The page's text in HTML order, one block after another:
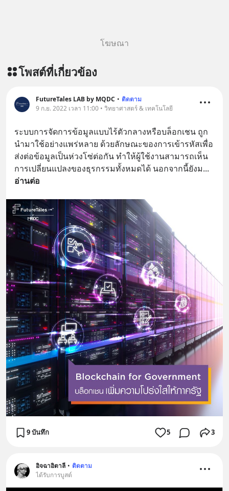
โฆษณา
โพสต์ที่เกี่ยวข้อง
FutureTales LAB by MQDC • ติดตาม
9 ก.ย. 2022 เวลา 11:00 • วิทยาศาสตร์ & เทคโนโลยี
ระบบการจัดการข้อมูลแบบไร้ตัวกลางหรือบล็อกเชน ถูก
นำมาใช้อย่างแพร่หลาย ด้วยลักษณะของการเข้ารหัสเพื่อ
ส่งต่อข้อมูลเป็นห่วงโซ่ต่อกัน ทำให้ผู้ใช้งานสามารถเห็น
การเปลี่ยนแปลงของธุรกรรมทั้งหมดได้ นอกจากนี้ยังม
อ่านต่อ
9 บันทึก 5 3
อิจฉาอิตาลี • ติดตาม
ได้รับการบูสต์